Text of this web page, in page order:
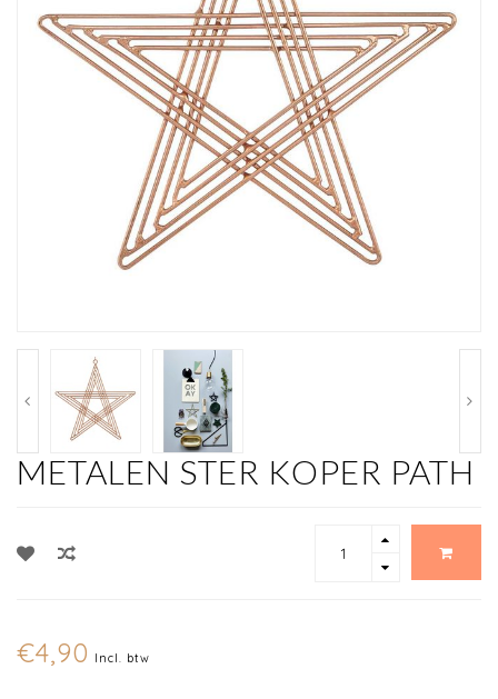
METALEN STER KOPER PATH
€4,90 Incl. btw